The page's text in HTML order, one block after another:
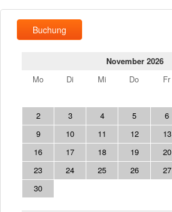
Buchung
November 2026
Mo
Di Mi Do Fr
2
3 4 5 6
9
10 11 12 13
16
17 18 19 20
23
24 25 26 27
30